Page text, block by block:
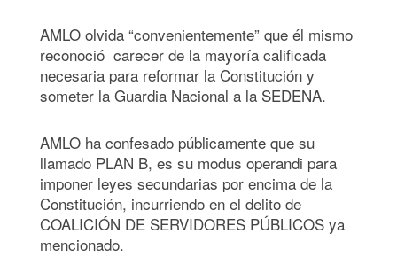
AMLO olvida “convenientemente” que él mismo
reconoció carecer de la mayoría calificada
necesaria para reformar la Constitución y
someter la Guardia Nacional a la SEDENA.
AMLO ha confesado públicamente que su
llamado PLAN B, es su modus operandi para
imponer leyes secundarias por encima de la
Constitución, incurriendo en el delito de
COALICIÓN DE SERVIDORES PÚBLICOS ya
mencionado.